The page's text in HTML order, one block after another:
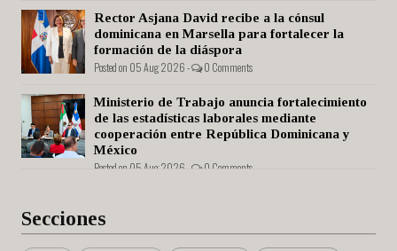
Rector Asjana David recibe a la cónsul
dominicana en Marsella para fortalecer la
formación de la diáspora
Posted on 05 Aug 2026 - 0 Comments
Ministerio de Trabajo anuncia fortalecimiento
de las estadísticas laborales mediante
cooperación entre República Dominicana y
México
Posted on 05 Aug 2026 - 0 Comments
Secciones